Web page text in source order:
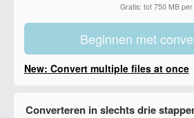
Gratis: tot 750 MB
Beginnen met
New: Convert multiple files at once
Converteren in slechts drie